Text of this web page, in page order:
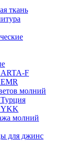
ткань
F
молний
молний
для джинс